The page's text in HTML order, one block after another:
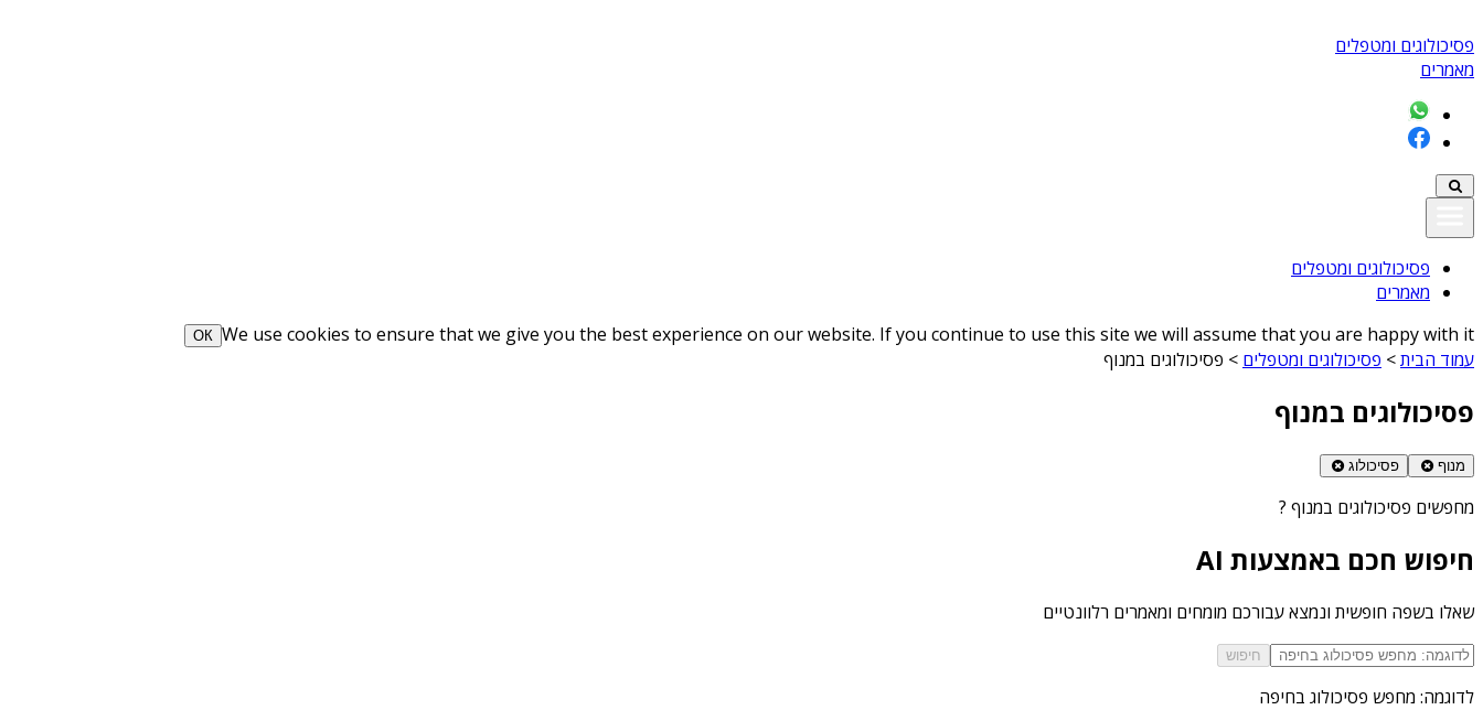
פסיכולוגים ומטפלים
מאמרים
פסיכולוגים ומטפלים
מאמרים
We use cookies to ensure that we give you the best experience on our website. If you continue to use this site we will assume that you are happy with it
ОК
עמוד הבית> פסיכולוגים ומטפלים > פסיכולוגים במנוף
פסיכולוגים במנוף
מנוף פסיכולוג
מחפשים פסיכולוגים במנוף ?
חיפוש חכם באמצעות AI
שאלו בשפה חופשית ונמצא עבורכם מומחים ומאמרים רלוונטיים
חיפוש
לדוגמה: מחפש פסיכולוג בחיפה